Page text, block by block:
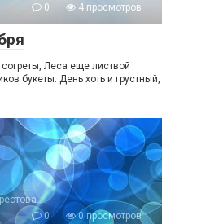
0
4 просмотров
Леса еще листвой
букеты. День хоть и грустный,
0
0 просмотров